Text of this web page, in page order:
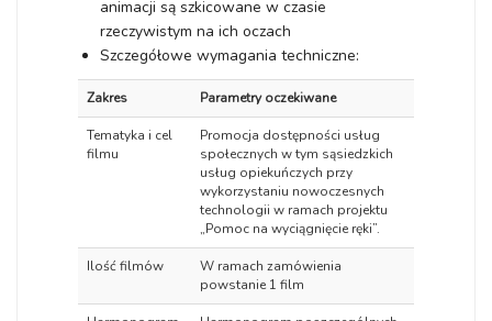
animacji są szkicowane w czasie
rzeczywistym na ich oczach
Szczegółowe wymagania techniczne:
Zakres Parametry oczekiwane
Tematyka i cel
filmu
Promocja dostępności usług
społecznych w tym sąsiedzkich
usług opiekuńczych przy
wykorzystaniu nowoczesnych
technologii w ramach projektu
„Pomoc na wyciągnięcie ręki”.
Ilość filmów
W ramach zamówienia
powstanie 1 film